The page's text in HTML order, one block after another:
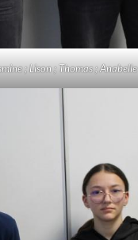
; Lison ; Thomas ; Anabelle